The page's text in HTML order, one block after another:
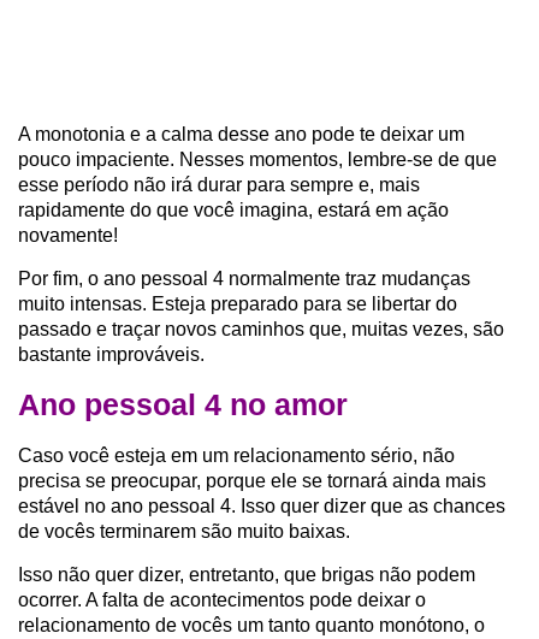
A monotonia e a calma desse ano pode te deixar um
pouco impaciente. Nesses momentos, lembre-se de que
esse período não irá durar para sempre e, mais
rapidamente do que você imagina, estará em ação
novamente!
Por fim, o ano pessoal 4 normalmente traz mudanças
muito intensas. Esteja preparado para se libertar do
passado e traçar novos caminhos que, muitas vezes, são
bastante improváveis.
Ano pessoal 4 no amor
Caso você esteja em um relacionamento sério, não
precisa se preocupar, porque ele se tornará ainda mais
estável no ano pessoal 4. Isso quer dizer que as chances
de vocês terminarem são muito baixas.
Isso não quer dizer, entretanto, que brigas não podem
ocorrer. A falta de acontecimentos pode deixar o
relacionamento de vocês um tanto quanto monótono, o